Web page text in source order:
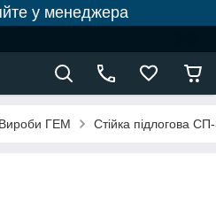
у менеджера
Вироби ГЕМ Стійка підлогова